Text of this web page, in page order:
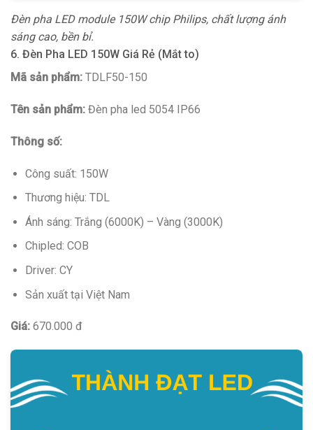
Đèn pha LED module 150W chip Philips, chất lượng ánh
sáng cao, bền bỉ.
6. Đèn Pha LED 150W Giá Rẻ (Mắt to)
Mã sản phẩm: TDLF50-150
Tên sản phẩm: Đèn pha led 5054 IP66
Thông số:
Công suất: 150W
Thương hiệu: TDL
Ánh sáng: Trắng (6000K) – Vàng (3000K)
Chipled: COB
Driver: CY
Sản xuất tại Việt Nam
Giá: 670.000 đ